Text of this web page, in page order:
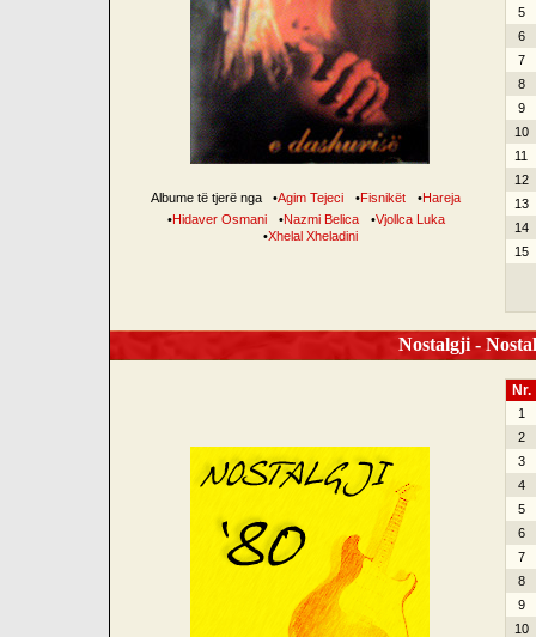
Albume të tjerë nga •Agim Tejeci •Fisnikët •Hareja
•Hidaver Osmani •Nazmi Belica •Vjollca Luka
•Xhelal Xheladini
5
6
7
8
9
10
11
12
13
14
15
Nostalgji -
Nr.
1
2
3
4
5
6
7
8
9
10